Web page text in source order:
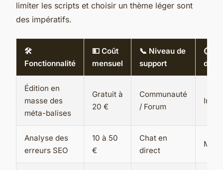
limiter les scripts et choisir un thème léger sont
des impératifs.
🛠️
Fonctionnalité
💵 Coût
mensuel
📞 Niveau de
support
⏱️
Édition en
masse des
méta-balises
Gratuit à
20 €
Communauté
/ Forum
Analyse des
erreurs SEO
10 à 50
€
Chat en
direct